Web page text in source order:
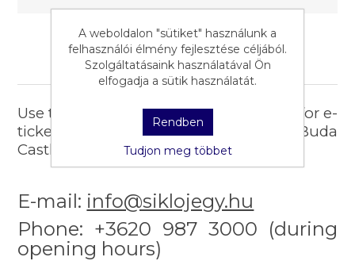
Contact, support
Use these email / phone number only for e-
ticket support! This is not a general Buda
Castle Funicular support.
E-mail: info@siklojegy.hu
Phone: +3620 987 3000 (during
opening hours)
A weboldalon "sütiket" használunk a
felhasználói élmény fejlesztése céljából.
Szolgáltatásaink használatával Ön
elfogadja a sütik használatát.
Rendben
Tudjon meg többet